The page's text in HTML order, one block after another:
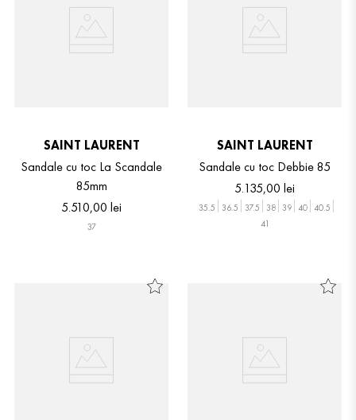
SAINT LAURENT
Sandale cu toc La Scandale
85mm
5.510,00 lei
37
SAINT LAURENT
Sandale cu toc Debbie 85
5.135,00 lei
35.5 36.5 37.5 38 39 40
40.5
41